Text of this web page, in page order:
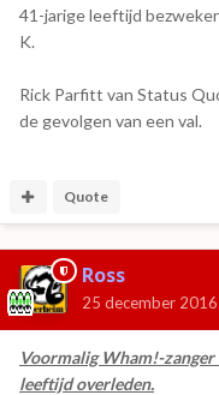
41-jarige leeftijd
K.
Rick Parfitt van Status
de gevolgen van een val.
Quote
Ross
25 december 2016
Voormalig Wham!-zanger
leeftijd overleden.